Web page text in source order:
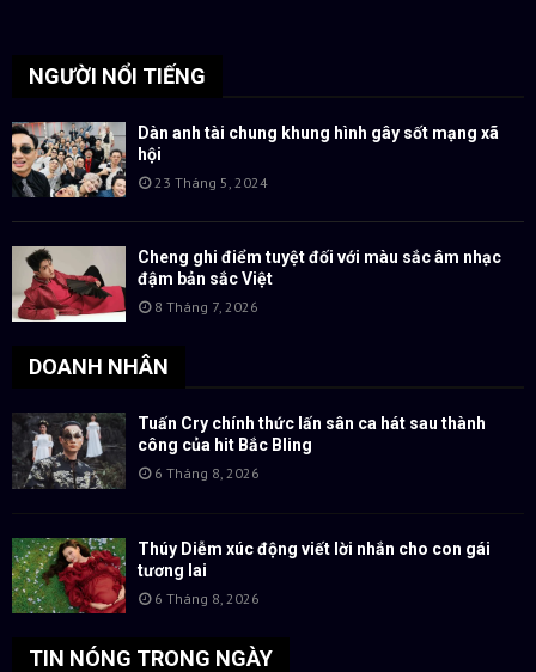
NGƯỜI NỔI TIẾNG
Dàn anh tài chung khung hình gây sốt mạng xã
hội
23 Tháng 5, 2024
Cheng ghi điểm tuyệt đối với màu sắc âm nhạc
đậm bản sắc Việt
8 Tháng 7, 2026
DOANH NHÂN
Tuấn Cry chính thức lấn sân ca hát sau thành
công của hit Bắc Bling
6 Tháng 8, 2026
Thúy Diễm xúc động viết lời nhắn cho con gái
tương lai
6 Tháng 8, 2026
TIN NÓNG TRONG NGÀY